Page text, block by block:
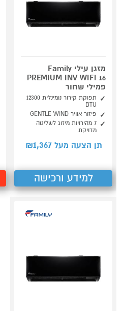
מזגן עילי Family
PREMIUM INV WIFI 16
פמילי שחור
תפוקת קירור נומינלית 12300
BTU
פיזור אוויר GENTLE WIND
7 מהירויות מיזוג לשליטה
מדויקת
תן הצעה מעל ₪ 1,367
למידע ורכישה